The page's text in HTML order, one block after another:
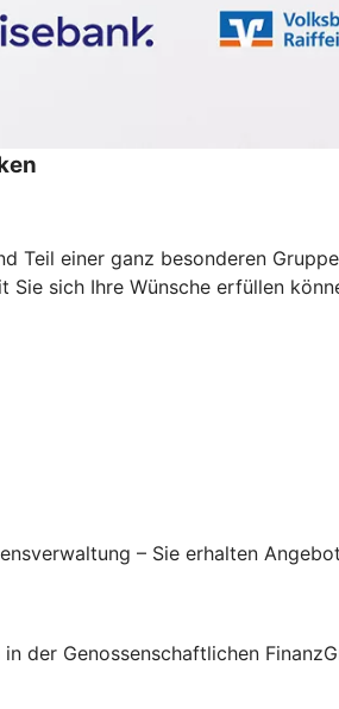
Teil einer ganz besonderen
sich Ihre Wünsche erfüllen
– Sie erhalten
der Genossenschaftlichen